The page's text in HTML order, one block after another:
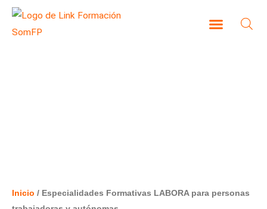
Inicio / Especialidades Formativas LABORA para personas